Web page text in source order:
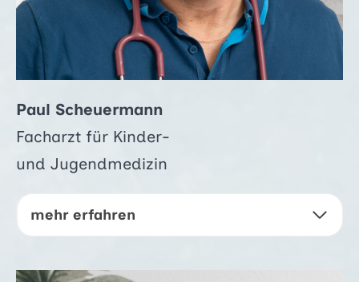
Paul Scheuermann
Facharzt für Kinder-
und Jugendmedizin
mehr erfahren